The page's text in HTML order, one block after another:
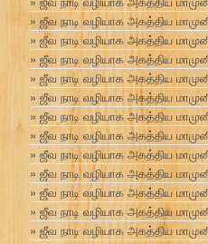
ஜீவ நாடி வழியாக அகத்திய
ஜீவ நாடி வழியாக அகத்திய
ஜீவ நாடி வழியாக அகத்திய
ஜீவ நாடி வழியாக அகத்திய
ஜீவ நாடி வழியாக அகத்திய
ஜீவ நாடி வழியாக அகத்திய
ஜீவ நாடி வழியாக அகத்திய
ஜீவ நாடி வழியாக அகத்திய
ஜீவ நாடி வழியாக அகத்திய
ஜீவ நாடி வழியாக அகத்திய
ஜீவ நாடி வழியாக அகத்திய
ஜீவ நாடி வழியாக அகத்திய